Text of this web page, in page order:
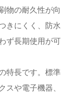
物の耐久性が向
きにくく、防水
ず長期使用が可
特長です。標準
スや電子機器、